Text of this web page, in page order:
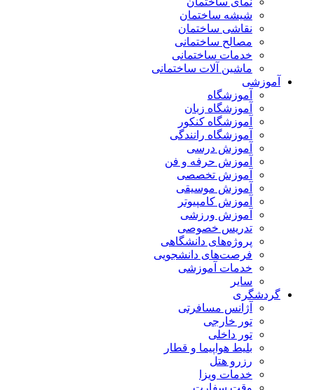
شیشه ساختمان
نقاشی ساختمان
مصالح ساختمانی
خدمات ساختمانی
ماشین آلات ساختمانی
آموزشی
آموزشگاه
آموزشگاه زبان
آموزشگاه کنکور
آموزشگاه رانندگی
آموزش درسی
آموزش حرفه و فن
آموزش تخصصی
آموزش موسیقی
آموزش کامپیوتر
آموزش ورزشی
تدریس خصوصی
پروژه‌های دانشگاهی
فرصت‌های دانشجویی
خدمات آموزشی
سایر
گردشگری
آژانس مسافرتی
تور خارجی
تور داخلی
بلیط هواپیما و قطار
رزرو هتل
خدمات ویزا